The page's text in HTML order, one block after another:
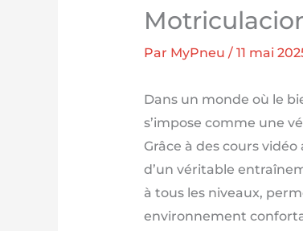
Par MyPneu / 11 mai
Dans un monde où le
s’impose comme une
Grâce à des cours
d’un véritable
à tous les niveaux,
environnement